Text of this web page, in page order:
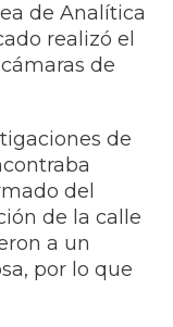
de Analítica
realizó el
de
de
del
de la calle
a un
por lo que